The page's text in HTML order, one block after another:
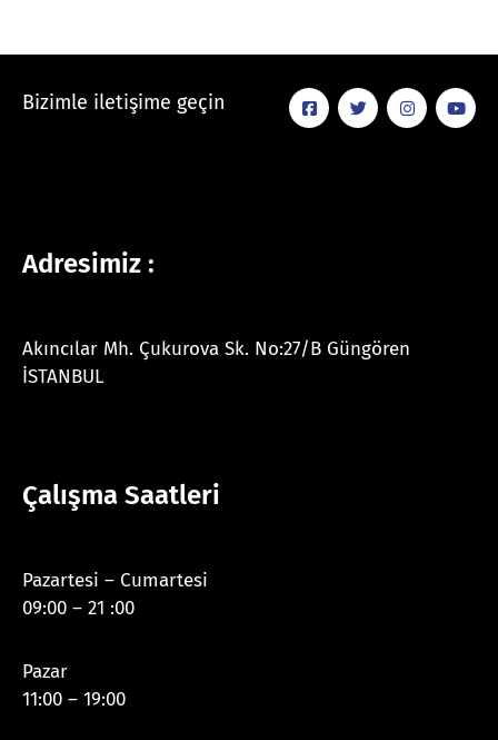
Bizimle iletişime geçin
Adresimiz :
Akıncılar Mh. Çukurova Sk. No:27/B Güngören
İSTANBUL
Çalışma Saatleri
Pazartesi – Cumartesi
09:00 – 21 :00
Pazar
11:00 – 19:00